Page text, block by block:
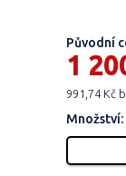
Původní
1
991,74 Kč
Množství: